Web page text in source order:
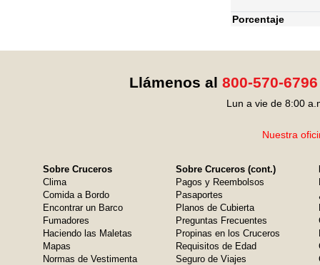
Porcentaje
Llámenos al 800-570-6796
Lun a vie de 8:00
Nuestra
Sobre Cruceros
Clima
Comida a Bordo
Encontrar un Barco
Fumadores
Haciendo las Maletas
Mapas
Normas de Vestimenta
Sobre Cruceros (cont.)
Pagos y Reembolsos
Pasaportes
Planos de Cubierta
Preguntas Frecuentes
Propinas en los Cruceros
Requisitos de Edad
Seguro de Viajes